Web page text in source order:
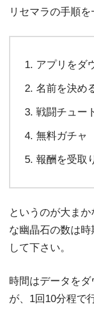
リセマラの手順
アプリをダ
名前を決め
戦闘チュー
無料ガチャ
報酬を受取
というのが大ま
な幽晶石の数は
して下さい。
時間はデータを
が、1回10分程で